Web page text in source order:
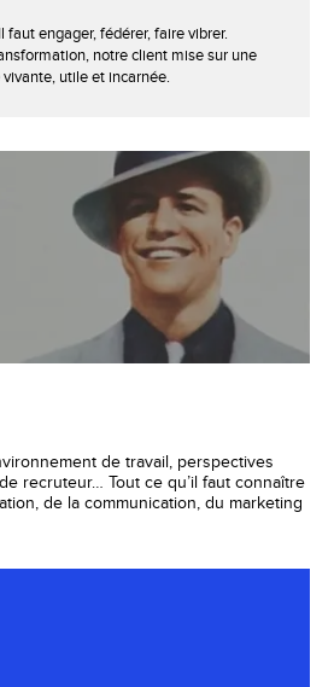
faut engager, fédérer, faire vibrer.
notre client mise sur une
utile et incarnée.
de travail, perspectives
recruteur… Tout ce qu’il faut connaître
de la communication, du marketing